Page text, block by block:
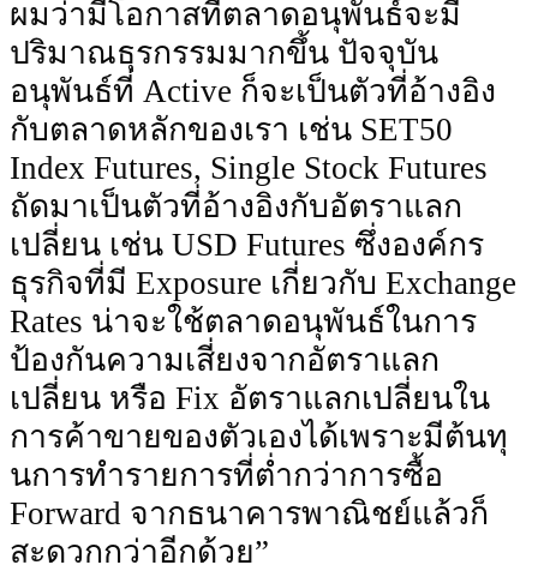
ผมว่ามีโอกาสที่ตลาดอนุพันธ์จะมี
ปริมาณธุรกรรมมากขึ้น ปัจจุบัน
อนุพันธ์ที่ Active ก็จะเป็นตัวที่อ้างอิง
กับตลาดหลักของเรา เช่น SET50
Index Futures, Single Stock Futures
ถัดมาเป็นตัวที่อ้างอิงกับอัตราแลก
เปลี่ยน เช่น USD Futures ซึ่งองค์กร
ธุรกิจที่มี Exposure เกี่ยวกับ Exchange
Rates น่าจะใช้ตลาดอนุพันธ์ในการ
ป้องกันความเสี่ยงจากอัตราแลก
เปลี่ยน หรือ Fix อัตราแลกเปลี่ยนใน
การค้าขายของตัวเองได้เพราะมีต้นทุ
นการทํารายการที่ต่ำกว่าการซื้อ
Forward จากธนาคารพาณิชย์แล้วก็
สะดวกกว่าอีกด้วย”